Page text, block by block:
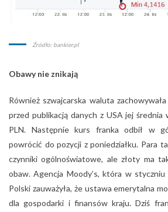
Źródło: bankier.pl
Obawy nie znikają
Również szwajcarska waluta
przed publikacją danych z USA jej średnia
PLN. Następnie kurs franka odbił w
powrócić do pozycji z poniedziałku. Para
czynniki ogólnoświatowe, ale złoty ma
obaw. Agencja Moody’s, która w
Polski zauważyła, że ustawa emerytalna
dla gospodarki i finansów kraju. Dziś